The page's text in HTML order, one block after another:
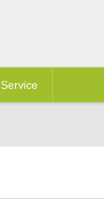
Service